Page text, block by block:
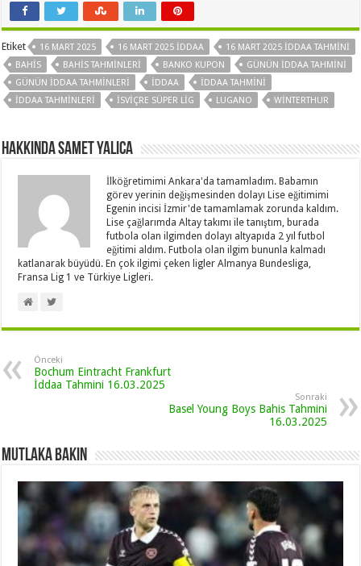
Etiket 16 MART 2025 16 MART 2025 IDDAA
16 MART 2025 İDDAA TAHMINI
BAHIS
BAHIS TAHMINLERI BANKO KUPON
GÜNÜN IDDAA TAHMINI
GÜNÜN IDDAA TAHMINLERI
IDDAA
IDDAA TAHMINI
IDDAA TAHMINLERI
İSVIÇRE SÜPER LIG LUGANO WINTERTHUR
Hakkında Samet Yalica
İlköğretimimi Ankara'da tamamladım. Babamın
görev yerinin değişmesinden dolayı Lise eğitimimi
Egenin incisi İzmir'de tamamlamak zorunda kaldım.
Lise çağlarımda Altay takımı ile tanıştım, burada
futbola olan ilgimden dolayı altyapıda 2 yıl futbol
eğitimi aldım. Futbola olan ilgim bununla kalmadı
katlanarak büyüdü. En çok ilgimi çeken ligler Almanya Bundesliga,
Fransa Lig 1 ve Türkiye Ligleri.
Önceki
Bochum Eintracht Frankfurt
İddaa Tahmini 16.03.2025
Sonraki
Basel Young Boys Bahis Tahmini
16.03.2025
Mutlaka Bakın